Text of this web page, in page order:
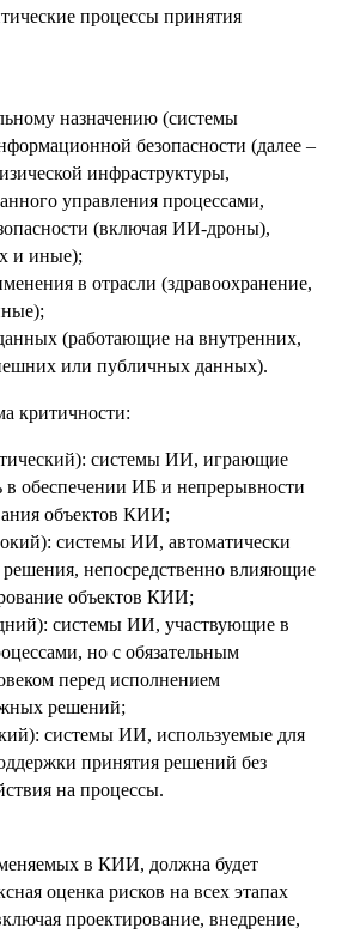
процессы принятия
назначению (системы
безопасности (далее –
инфраструктуры,
управления процессами,
(включая ИИ-дроны),
и иные);
в отрасли (здравоохранение,
(работающие на внутренних,
или публичных данных).
критичности:
системы ИИ, играющие
в обеспечении ИБ и непрерывности
объектов КИИ;
системы ИИ, автоматически
непосредственно влияющие
объектов КИИ;
системы ИИ, участвующие в
но с обязательным
перед исполнением
решений;
системы ИИ, используемые для
принятия решений без
на процессы.
в КИИ, должна будет
оценка рисков на всех этапах
проектирование, внедрение,